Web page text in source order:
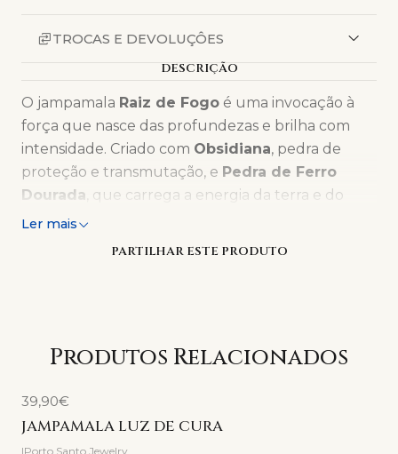
TROCAS E DEVOLUÇÔES
DESCRIÇÃO
O jampamala Raiz de Fogo é uma invocação à
força que nasce das profundezas e brilha com
intensidade. Criado com Obsidiana, pedra de
proteção e transmutação, e Pedra de Ferro
Dourada , que carrega a energia da terra e do
metal em fusão, esta peça é um amuleto para
Pedra de Ferro Dourada , com seus reflexos
que se forma sob pressão — uma alquimia entre
resistência e luz.
Ler mais
PARTILHAR ESTE PRODUTO
Produtos Relacionados
39,90€
JAMPAMALA LUZ DE CURA
|Porto Santo Jewelry